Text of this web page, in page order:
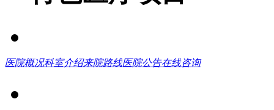
医院概况科室介绍来院路线医院公告在线咨询